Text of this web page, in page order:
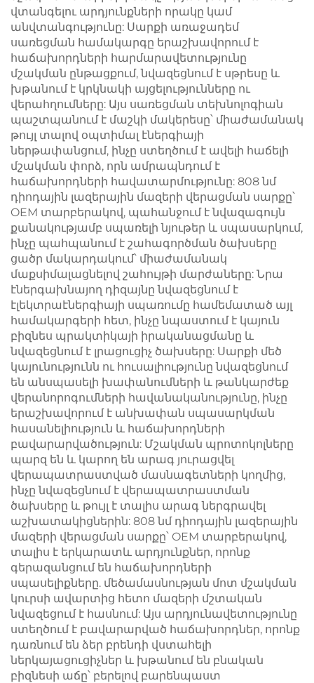
վտանգելու արդյունքների որակը կամ
անվտանգությունը: Սարքի առաջադեմ
սառեցման համակարգը երաշխավորում է
հաճախորդների հարմարավետությունը
մշակման ընթացքում, նվազեցնում է սթրեսը և
խթանում է կրկնակի այցելությունները ու
վերահղումները: Այս սառեցման տեխնոլոգիան
պաշտպանում է մաշկի մակերեսը՝ միաժամանակ
թույլ տալով օպտիմալ էներգիայի
ներթափանցում, ինչը ստեղծում է ավելի հաճելի
մշակման փորձ, որն ամրապնդում է
հաճախորդների հավատարմությունը: 808 նմ
դիոդային լազերային մազերի վերացման սարքը՝
OEM տարբերակով, պահանջում է նվազագույն
քանակությամբ սպառելի նյութեր և սպասարկում,
ինչը պահպանում է շահագործման ծախսերը
ցածր մակարդակում՝ միաժամանակ
մաքսիմալացնելով շահույթի մարժաները: Նրա
էներգախնայող դիզայնը նվազեցնում է
էլեկտրաէներգիայի սպառումը համեմատած այլ
համակարգերի հետ, ինչը նպաստում է կայուն
բիզնես պրակտիկայի իրականացմանը և
նվազեցնում է լրացուցիչ ծախսերը: Սարքի մեծ
կայունությունն ու հուսալիությունը նվազեցնում
են անսպասելի խափանումների և թանկարժեք
վերանորոգումների հավանականությունը, ինչը
երաշխավորում է անխափան սպասարկման
հասանելիություն և հաճախորդների
բավարարվածություն: Մշակման պրոտոկոլները
պարզ են և կարող են արագ յուրացվել
վերապատրաստված մասնագետների կողմից,
ինչը նվազեցնում է վերապատրաստման
ծախսերը և թույլ է տալիս արագ ներգրավել
աշխատակիցներին: 808 նմ դիոդային լազերային
մազերի վերացման սարքը՝ OEM տարբերակով,
տալիս է երկարատև արդյունքներ, որոնք
գերազանցում են հաճախորդների
սպասելիքները. մեծամասնության մոտ մշակման
կուրսի ավարտից հետո մազերի մշտական
նվազեցում է հասնում: Այս արդյունավետությունը
ստեղծում է բավարարված հաճախորդներ, որոնք
դառնում են ձեր բրենդի վստահելի
ներկայացուցիչներ և խթանում են բնական
բիզնեսի աճը՝ բերելով բարենպաստ